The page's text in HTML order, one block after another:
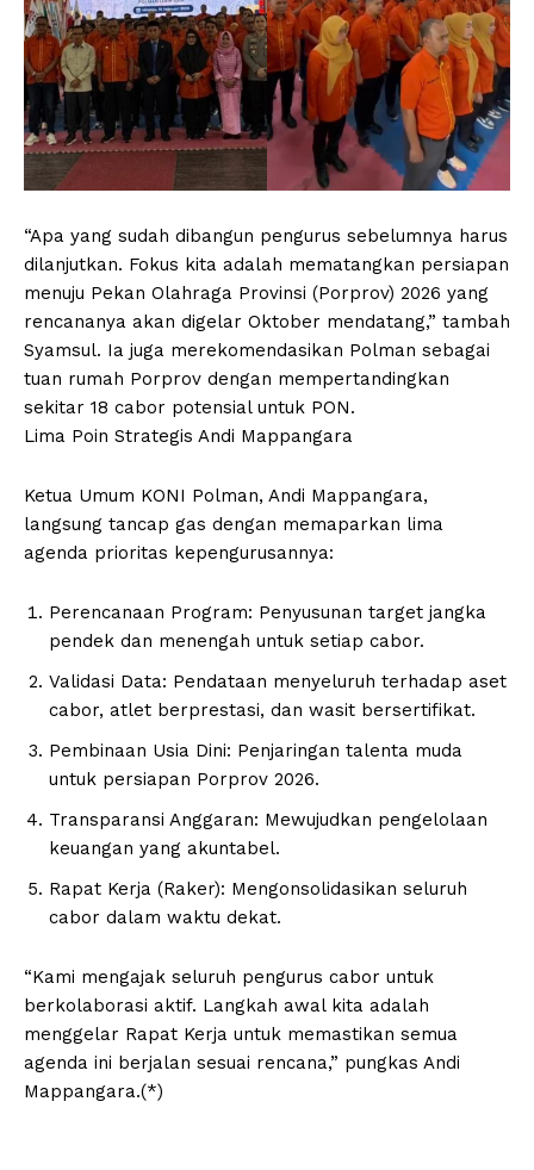
“Apa yang sudah dibangun pengurus sebelumnya harus
dilanjutkan. Fokus kita adalah mematangkan persiapan
menuju Pekan Olahraga Provinsi (Porprov) 2026 yang
rencananya akan digelar Oktober mendatang,” tambah
Syamsul. Ia juga merekomendasikan Polman sebagai
tuan rumah Porprov dengan mempertandingkan
sekitar 18 cabor potensial untuk PON.
Lima Poin Strategis Andi Mappangara
Ketua Umum KONI Polman, Andi Mappangara,
langsung tancap gas dengan memaparkan lima
agenda prioritas kepengurusannya:
Perencanaan Program: Penyusunan target jangka
pendek dan menengah untuk setiap cabor.
Validasi Data: Pendataan menyeluruh terhadap aset
cabor, atlet berprestasi, dan wasit bersertifikat.
Pembinaan Usia Dini: Penjaringan talenta muda
untuk persiapan Porprov 2026.
Transparansi Anggaran: Mewujudkan pengelolaan
keuangan yang akuntabel.
Rapat Kerja (Raker): Mengonsolidasikan seluruh
cabor dalam waktu dekat.
“Kami mengajak seluruh pengurus cabor untuk
berkolaborasi aktif. Langkah awal kita adalah
menggelar Rapat Kerja untuk memastikan semua
agenda ini berjalan sesuai rencana,” pungkas Andi
Mappangara.(*)